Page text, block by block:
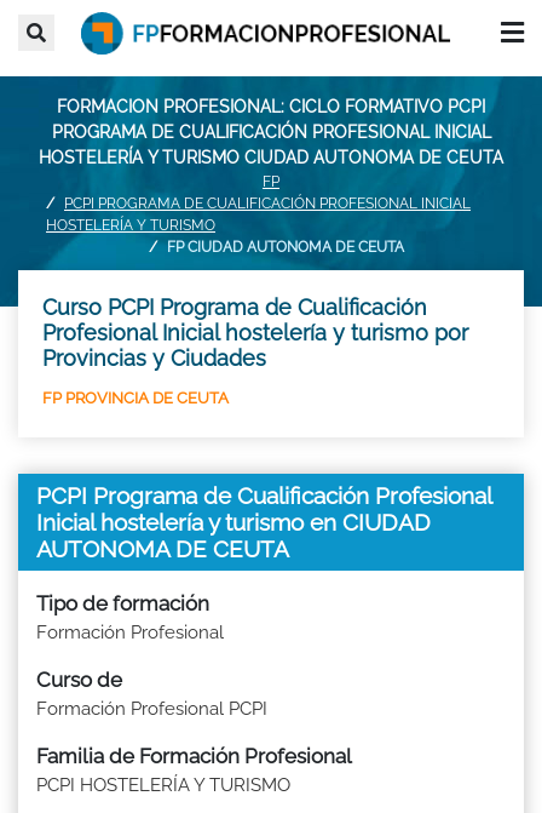
FORMACION PROFESIONAL: CICLO FORMATIVO PCPI
PROGRAMA DE CUALIFICACIÓN PROFESIONAL INICIAL
HOSTELERÍA Y TURISMO CIUDAD AUTONOMA DE CEUTA
FP
PCPI PROGRAMA DE CUALIFICACIÓN PROFESIONAL INICIAL
HOSTELERÍA Y TURISMO
FP CIUDAD AUTONOMA DE CEUTA
Curso PCPI Programa de Cualificación
Profesional Inicial hostelería y turismo por
Provincias y Ciudades
FP PROVINCIA DE CEUTA
PCPI Programa de Cualificación Profesional
Inicial hostelería y turismo en CIUDAD
AUTONOMA DE CEUTA
Tipo de formación
Formación Profesional
Curso de
Formación Profesional PCPI
Familia de Formación Profesional
PCPI HOSTELERÍA Y TURISMO